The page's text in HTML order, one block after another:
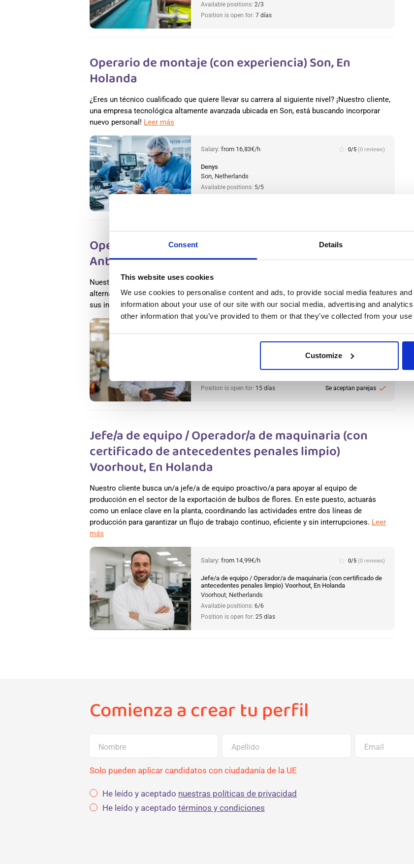
Consent Details
This website uses cookies
We use cookies to personalise content and ads, to provide social media features
information about your use of our site with our social media, advertising and
other information that you’ve provided to them or that they’ve collected from your
Customize
Available positions: 2/3
Position is open for: 7 días
Operario de montaje (con experiencia) Son, En
Holanda
¿Eres un técnico cualificado que quiere llevar su carrera al siguiente nivel? ¡Nuestro cliente,
una empresa tecnológica altamente avanzada ubicada en Son, está buscando incorporar
nuevo personal! Leer más
Salary: from 16,83€/h star_border 0/5 (0 reviews)
Denys
Son, Netherlands
Available positions: 5/5
Operario/a de Producción Cárnica (Certificado de
Antecedentes Penales Limpio) Boxtel, En Holanda
Nuestro cliente es un líder internacional en la producción de carne, productos cárnicos y
alternativas de origen vegetal. Actualmente buscan operarios de producción motivados para
sus instalaciones en Boxtel.Leer más
Salary:from 14,99€/h star_border 0/5(0 reviews)
Position is open for: 15 días Se aceptan parejas check
Jefe/a de equipo / Operador/a de maquinaria (con
certificado de antecedentes penales limpio)
Voorhout, En Holanda
Nuestro cliente busca un/a jefe/a de equipo proactivo/a para apoyar al equipo de
producción en el sector de la exportación de bulbos de flores. En este puesto, actuarás
como un enlace clave en la planta, coordinando las actividades entre dos líneas de
producción para garantizar un flujo de trabajo continuo, eficiente y sin interrupciones. Leer
más
Salary: from 14,99€/h star_border 0/5 (0 reviews)
Jefe/a de equipo / Operador/a de maquinaria (con certificado de
antecedentes penales limpio) Voorhout, En Holanda
Voorhout, Netherlands
Available positions: 6/6
Position is open for: 25 días
Comienza a crear tu perfil
Nombre Apellido Email
Solo pueden aplicar candidatos con ciudadanía de la UE
He leído y aceptado nuestras políticas de privacidad
He leído y aceptado términos y condiciones